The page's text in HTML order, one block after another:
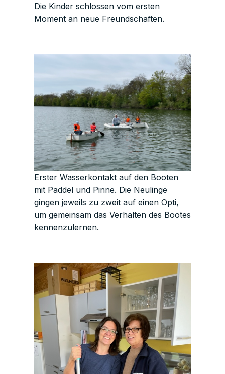
Die Kinder schlossen vom ersten
Moment an neue Freundschaften.
Erster Wasserkontakt auf den Booten
mit Paddel und Pinne. Die Neulinge
gingen jeweils zu zweit auf einen Opti,
um gemeinsam das Verhalten des Bootes
kennenzulernen.